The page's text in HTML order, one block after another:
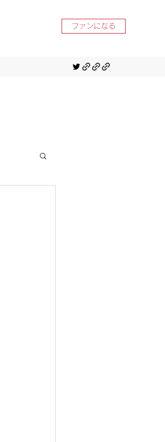
ファンになる